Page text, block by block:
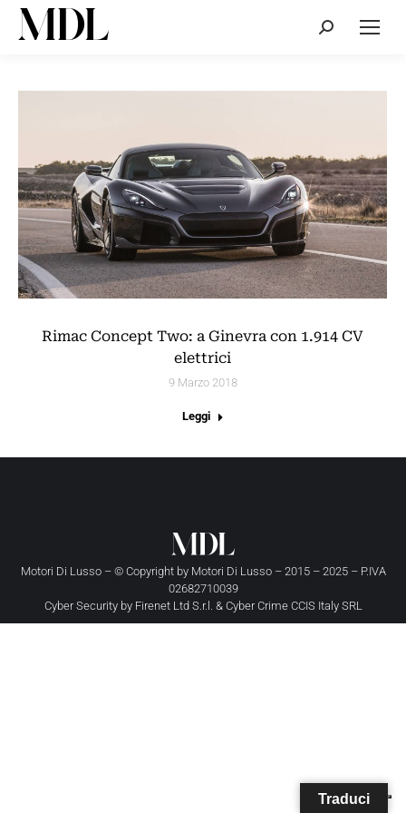
Cerca:
Rimac Concept Two: a Ginevra con 1.914 CV
elettrici
9 Marzo 2018
Leggi
Motori Di Lusso – © Copyright by Motori Di Lusso– 2015 – 2025 – P.IVA
02682710039
Cyber Security by Firenet Ltd S.r.l. & Cyber Crime CCIS Italy SRL
Traduci